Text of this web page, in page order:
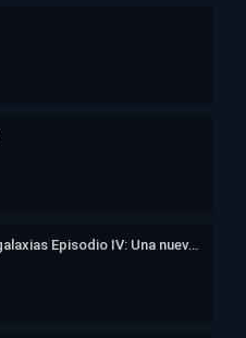
La guerra de las galaxias Episodio IV: Una nueva esperanza